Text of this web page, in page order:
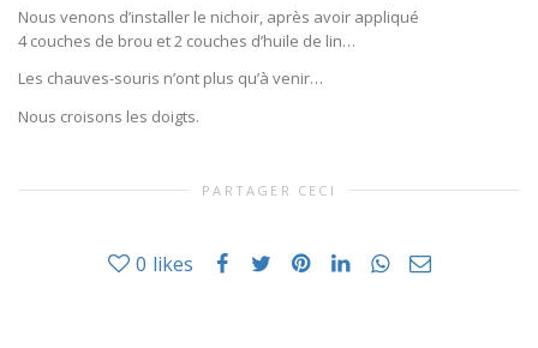
Nous venons d’installer le nichoir, après avoir appliqué
4 couches de brou et 2 couches d’huile de lin…
Les chauves-souris n’ont plus qu’à venir…
Nous croisons les doigts.
PARTAGER CECI
0 likes